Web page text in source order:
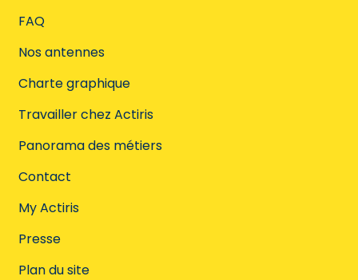
FAQ
Nos antennes
Charte graphique
Travailler chez Actiris
Panorama des métiers
Contact
My Actiris
Presse
Plan du site